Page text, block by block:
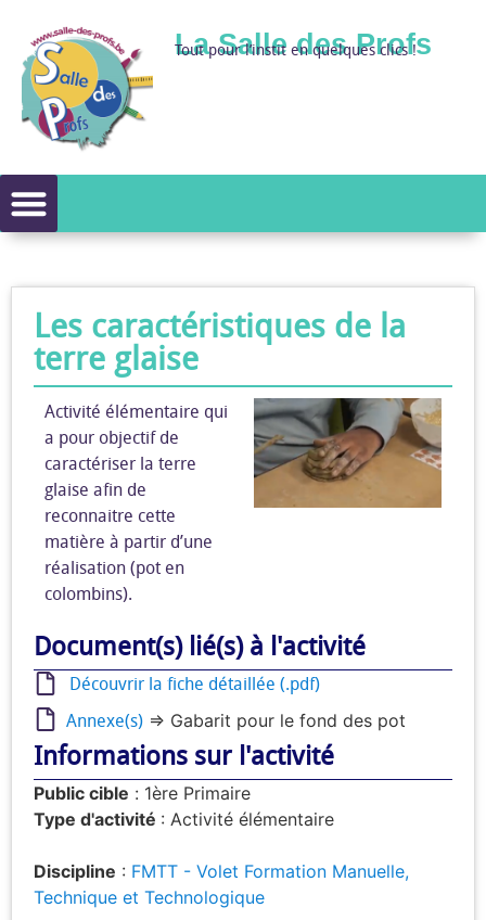
La Salle des Profs
Tout pour l’instit en quelques clics !
Les caractéristiques de la
terre glaise
Activité élémentaire qui
a pour objectif de
caractériser la terre
glaise afin de
reconnaitre cette
matière à partir d’une
réalisation (pot en
colombins).
Document(s) lié(s) à l'activité
Découvrir la fiche détaillée (.pdf)
Annexe(s) => Gabarit pour le fond des pot
Informations sur l'activité
Public cible : 1ère Primaire
Type d'activité : Activité élémentaire
Discipline : FMTT - Volet Formation Manuelle,
Technique et Technologique